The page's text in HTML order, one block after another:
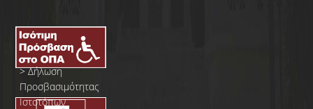
>Δήλωση
Προσβασιμότητας
Ιστοτόπων